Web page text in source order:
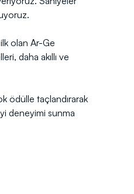
olan Ar-Ge
daha akıllı ve
ödülle taçlandırarak
deneyimi sunma